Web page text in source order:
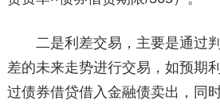
二是利差交易，主要是通过判
差的未来走势进行交易，如预期
过债券借贷借入金融债卖出，同